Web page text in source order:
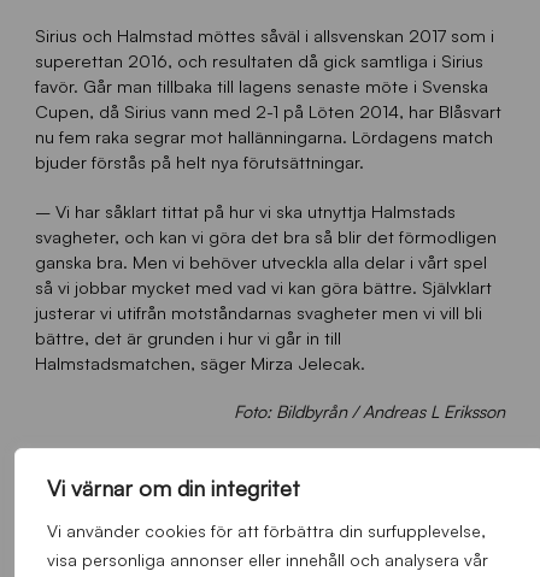
Vi värnar om din integritet
Vi använder cookies för att förbättra din surfupplevelse,
visa personliga annonser eller innehåll och analysera vår
Sirius och Halmstad möttes såväl i allsvenskan 2017 som i
superettan 2016, och resultaten då gick samtliga i Sirius
favör. Går man tillbaka till lagens senaste möte i Svenska
Cupen, då Sirius vann med 2-1 på Löten 2014, har Blåsvart
nu fem raka segrar mot hallänningarna. Lördagens match
bjuder förstås på helt nya förutsättningar.
– Vi har såklart tittat på hur vi ska utnyttja Halmstads
svagheter, och kan vi göra det bra så blir det förmodligen
ganska bra. Men vi behöver utveckla alla delar i vårt spel
så vi jobbar mycket med vad vi kan göra bättre. Självklart
justerar vi utifrån motståndarnas svagheter men vi vill bli
bättre, det är grunden i hur vi går in till
Halmstadsmatchen, säger Mirza Jelecak.
Foto: Bildbyrån / Andreas L Eriksson
FLER NYHETER